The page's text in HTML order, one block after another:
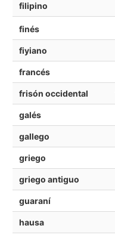
filipino
finés
fiyiano
francés
frisón occidental
galés
gallego
griego
griego antiguo
guaraní
hausa